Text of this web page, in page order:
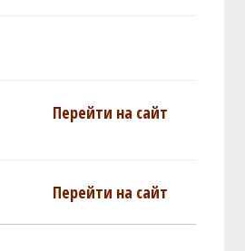
Перейти на сайт
Перейти на сайт